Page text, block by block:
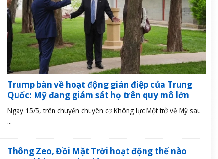
Trump bàn về hoạt động gián điệp của Trung
Quốc: Mỹ đang giám sát họ trên quy mô lớn
Ngày 15/5, trên chuyến chuyên cơ Không lực Một trở về Mỹ sau
...
Thông Zeo, Đồi Mặt Trời hoạt động thế nào